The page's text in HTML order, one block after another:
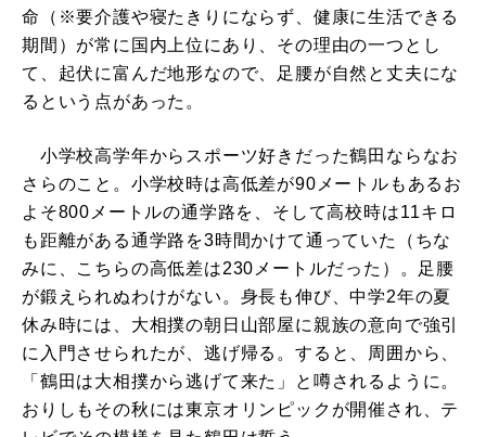
命（※要介護や寝たきりにならず、健康に生活できる
期間）が常に国内上位にあり、その理由の一つとし
て、起伏に富んだ地形なので、足腰が自然と丈夫にな
るという点があった。
小学校高学年からスポーツ好きだった鶴田ならなお
さらのこと。小学校時は高低差が90メートルもあるお
よそ800メートルの通学路を、そして高校時は11キロ
も距離がある通学路を3時間かけて通っていた（ちな
みに、こちらの高低差は230メートルだった）。足腰
が鍛えられぬわけがない。身長も伸び、中学2年の夏
休み時には、大相撲の朝日山部屋に親族の意向で強引
に入門させられたが、逃げ帰る。すると、周囲から、
「鶴田は大相撲から逃げて来た」と噂されるように。
おりしもその秋には東京オリンピックが開催され、テ